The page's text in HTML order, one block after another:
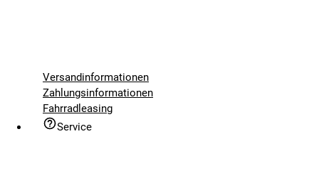
Versandinformationen
Zahlungsinformationen
Fahrradleasing
Service